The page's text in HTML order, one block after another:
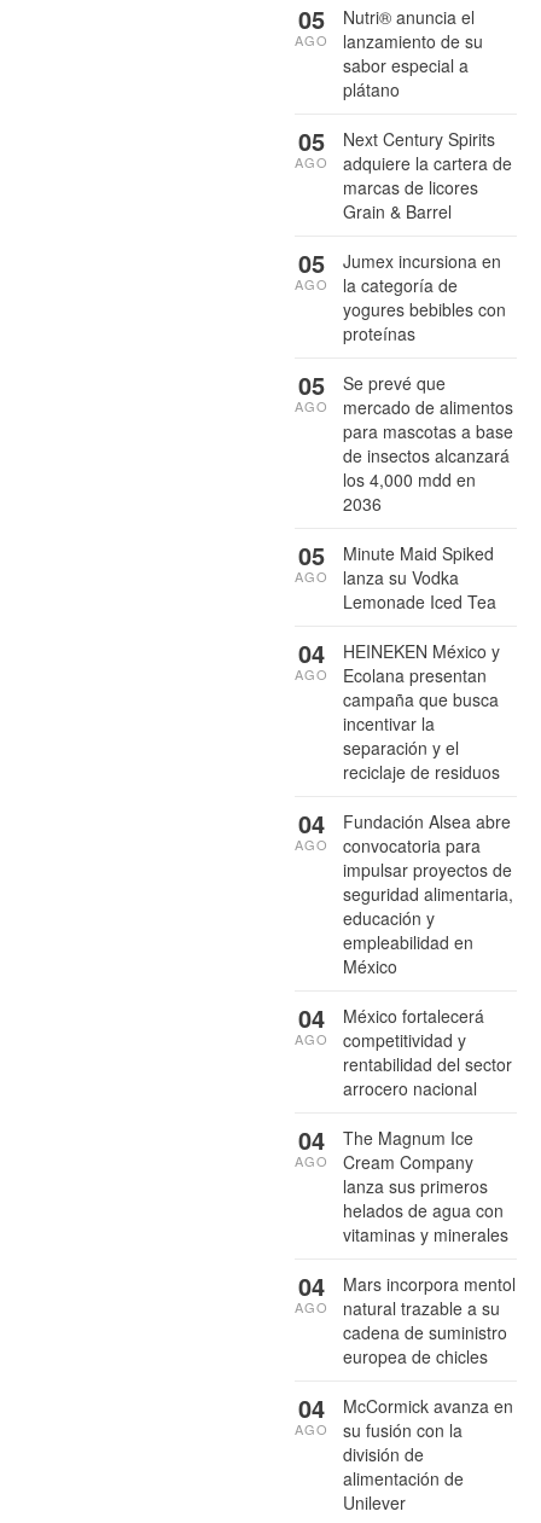
Nutri® anuncia el
lanzamiento de su
sabor especial a
plátano
05
AGO
Next Century Spirits
adquiere la cartera de
marcas de licores
Grain & Barrel
05
AGO
Jumex incursiona en
la categoría de
yogures bebibles con
proteínas
05
AGO
Se prevé que
mercado de alimentos
para mascotas a base
de insectos alcanzará
los 4,000 mdd en
2036
05
AGO
Minute Maid Spiked
lanza su Vodka
Lemonade Iced Tea
05
AGO
HEINEKEN México y
Ecolana presentan
campaña que busca
incentivar la
separación y el
reciclaje de residuos
04
AGO
Fundación Alsea abre
convocatoria para
impulsar proyectos de
seguridad alimentaria,
educación y
empleabilidad en
México
04
AGO
México fortalecerá
competitividad y
rentabilidad del sector
arrocero nacional
04
AGO
The Magnum Ice
Cream Company
lanza sus primeros
helados de agua con
vitaminas y minerales
04
AGO
Mars incorpora mentol
natural trazable a su
cadena de suministro
europea de chicles
04
AGO
McCormick avanza en
su fusión con la
división de
alimentación de
Unilever
04
AGO